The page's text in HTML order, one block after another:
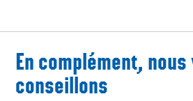
En complément, nous
conseillons